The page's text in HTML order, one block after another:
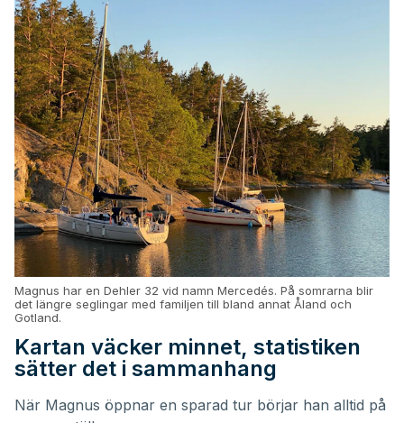
Magnus har en Dehler 32 vid namn Mercedés. På somrarna blir
det längre seglingar med familjen till bland annat Åland och
Gotland.
Kartan väcker minnet, statistiken
sätter det i sammanhang
När Magnus öppnar en sparad tur börjar han alltid på